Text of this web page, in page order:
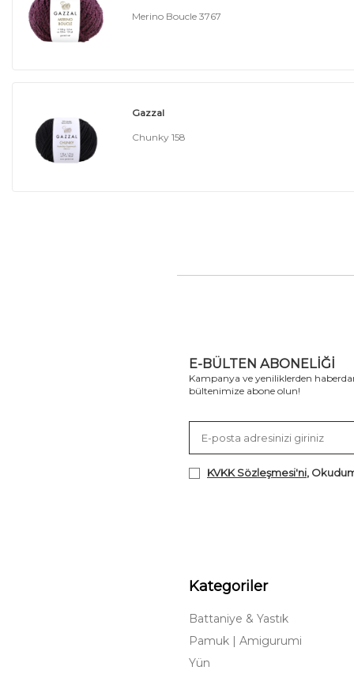
Merino Boucle 3767
Gazzal
Chunky 158
E-BÜLTEN ABONELIĞI
Kampanya ve yeniliklerden
bültenimize abone olun!
KVKK Sözleşmesi'ni,
Kategoriler
Battaniye & Yastık
Pamuk | Amigurumi
Yün